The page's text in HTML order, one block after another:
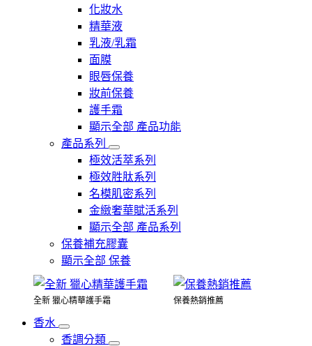
化妝水
精華液
乳液/乳霜
面膜
眼唇保養
妝前保養
護手霜
顯示全部 產品功能
產品系列
極效活萃系列
極效胜肽系列
名模肌密系列
金緻奢華賦活系列
顯示全部 產品系列
保養補充膠囊
顯示全部 保養
全新 獵心精華護手霜 保養熱銷推薦
香水
香調分類